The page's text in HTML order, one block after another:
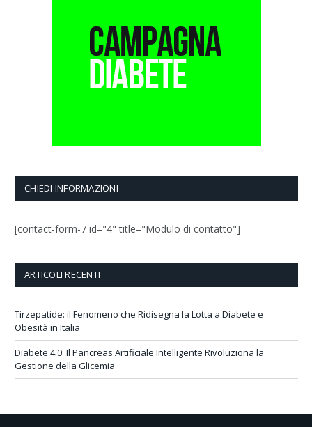
CHIEDI INFORMAZIONI
[contact-form-7 id="4" title="Modulo di contatto"]
ARTICOLI RECENTI
Tirzepatide: il Fenomeno che Ridisegna la Lotta a Diabete e
Obesità in Italia
Diabete 4.0: Il Pancreas Artificiale Intelligente Rivoluziona la
Gestione della Glicemia